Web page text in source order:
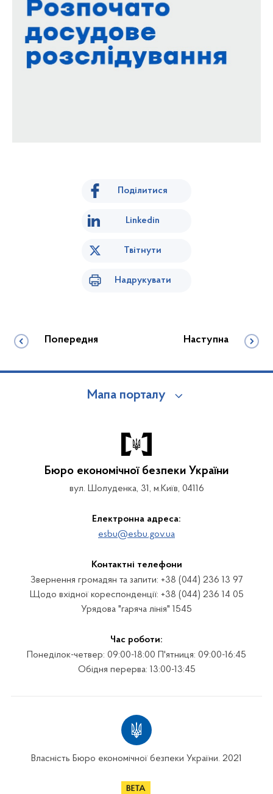
Поділитися
Linkedin
Твітнути
Надрукувати
Попередня Наступна
Мапа порталу
Бюро економічної безпеки України
вул. Шолуденка, 31, м.Київ, 04116
Електронна адреса:
esbu@esbu.gov.ua
Контактні телефони
Звернення громадян та запити: +38 (044) 236 13 97
Щодо вхідної кореспонденції: +38 (044) 236 14 05
Урядова "гаряча лінія" 1545
Час роботи:
Понеділок-четвер: 09:00-18:00 П'ятниця: 09:00-16:45
Обідня перерва: 13:00-13:45
Власність Бюро економічної безпеки України. 2021